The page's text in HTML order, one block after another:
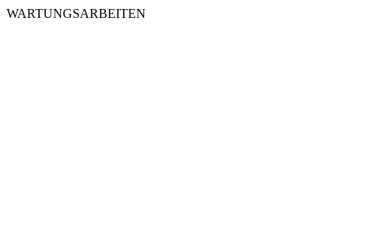
WARTUNGSARBEITEN